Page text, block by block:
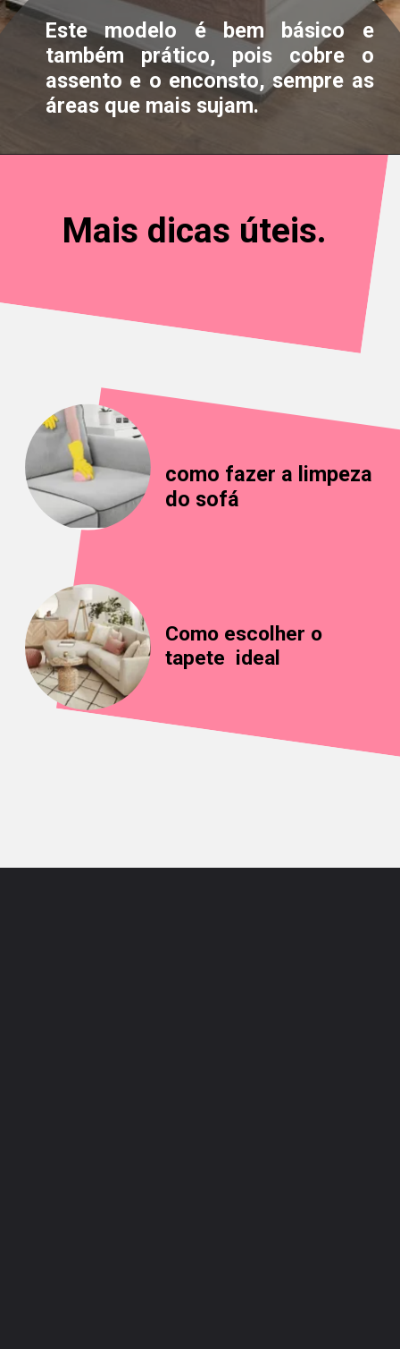
Este modelo é bem básico e
também prático, pois cobre o
assento e o enconsto, sempre as
áreas que mais sujam.
Mais dicas úteis.
como fazer a limpeza
do sofá
Como escolher o
tapete ideal